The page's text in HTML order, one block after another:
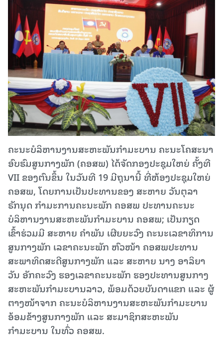
ຄະນະບໍລິຫານງານສະຫະພັນກໍາມະບານ ຄະນະໂຄສະນາ
ອົບຮົມສູນກາງພັກ (ຄອສພ) ໄດ້ຈັດກອງປະຊຸມໃຫຍ່ ຄັ້ງທີ
VII ຂອງຕົນຂຶ້ນ ໃນວັນທີ 19 ມີຖຸນານີ້ ທີ່ຫ້ອງປະຊຸມໃຫຍ່
ຄອສພ, ໂດຍການເປັນປະທານຂອງ ສະຫາຍ ວັນຕຸລາ
ຣັກນຸດ ກຳມະການຄະນະພັກ ຄອສພ ປະທານຄະນະ
ບໍລິຫານງານສະຫະພັນກໍາມະບານ ຄອສພ; ເປັນກຽດ
ເຂົ້າຮ່ວມມີ ສະຫາຍ ຄໍາພັນ ເຜີຍຍະວົງ ຄະນະເລຂາທິການ
ສູນກາງພັກ ເລຂາຄະນະພັກ ຫົວໜ້າ ຄອສພປະທານ
ສະພາທິດສະດີສູນກາງພັກ ແລະ ສະຫາຍ ນາງ ອາລິຍາ
ວັນ ອັກຄະວົງ ຮອງເລຂາຄະນະພັກ ຮອງປະທານສູນກາງ
ສະຫະພັນກຳມະບານລາວ, ພ້ອມດ້ວຍບັນດາແຂກ ແລະ ຜູ້
ຕາງໜ້າຈາກ ຄະນະບໍລິຫານງານສະຫະພັນກຳມະບານ
ອ້ອມຂ້າງສູນກາງພັກ ແລະ ສະມາຊິກສະຫະພັນ
ກຳມະບານ ໃນທົ່ວ ຄອສພ.